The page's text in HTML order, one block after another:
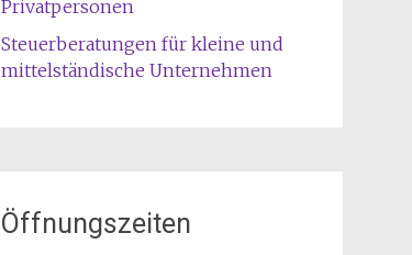
Privatpersonen
Steuerberatungen für kleine und
mittelständische Unternehmen
Öffnungszeiten